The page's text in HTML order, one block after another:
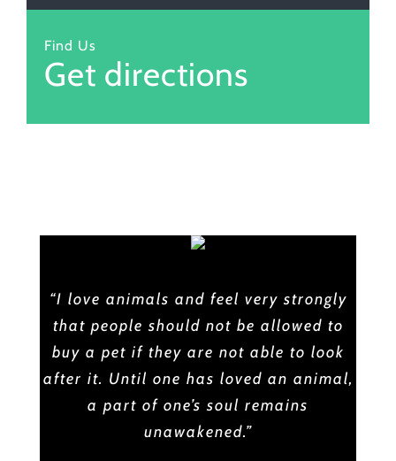
Find Us
Get directions
“I love animals and feel very strongly
that people should not be allowed to
buy a pet if they are not able to look
after it. Until one has loved an animal,
a part of one’s soul remains
unawakened.”